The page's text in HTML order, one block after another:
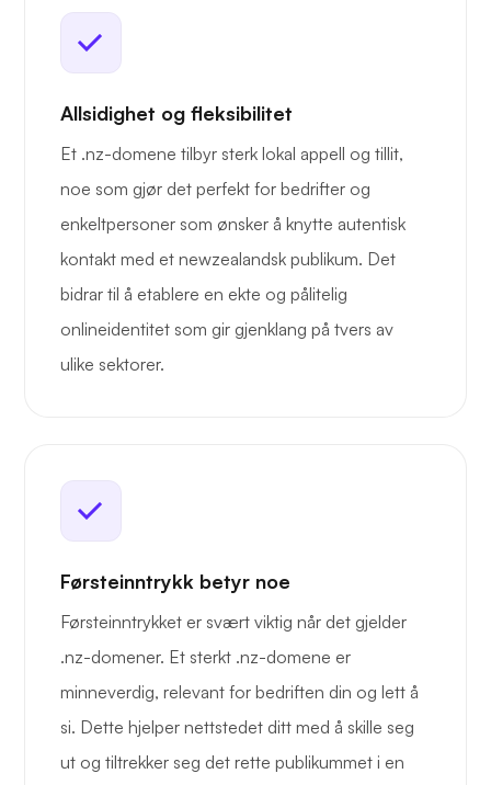
Allsidighet og fleksibilitet
Et .nz-domene tilbyr sterk lokal appell og tillit,
noe som gjør det perfekt for bedrifter og
enkeltpersoner som ønsker å knytte autentisk
kontakt med et newzealandsk publikum. Det
bidrar til å etablere en ekte og pålitelig
onlineidentitet som gir gjenklang på tvers av
ulike sektorer.
Førsteinntrykk betyr noe
Førsteinntrykket er svært viktig når det gjelder
.nz-domener. Et sterkt .nz-domene er
minneverdig, relevant for bedriften din og lett å
si. Dette hjelper nettstedet ditt med å skille seg
ut og tiltrekker seg det rette publikummet i en